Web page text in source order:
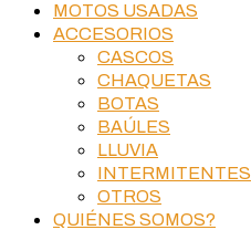
MOTOS USADAS
ACCESORIOS
CASCOS
CHAQUETAS
BOTAS
BAÚLES
LLUVIA
INTERMITENTES
OTROS
QUIÉNES SOMOS?